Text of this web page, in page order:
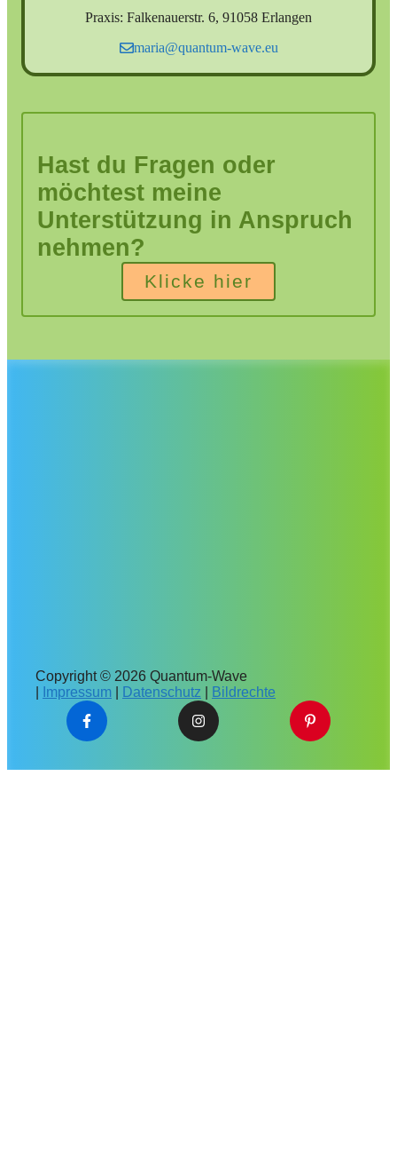
Praxis: Falkenauerstr. 6, 91058 Erlangen
maria@quantum-wave.eu
Hast du Fragen oder
möchtest meine
Unterstützung in Anspruch
nehmen?
Klicke hier
Copyright © 2026 Quantum-Wave
Impressum Datenschutz Bildrechte